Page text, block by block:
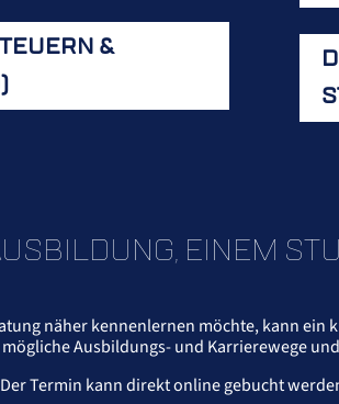
&
EINEM
näher kennenlernen möchte, kann ein
Ausbildungs- und Karrierewege
Termin kann direkt online gebucht